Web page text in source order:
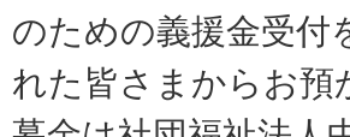
のための義援金受付
れた皆さまからお